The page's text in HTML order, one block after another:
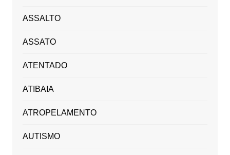
ASSALTO
ASSATO
ATENTADO
ATIBAIA
ATROPELAMENTO
AUTISMO